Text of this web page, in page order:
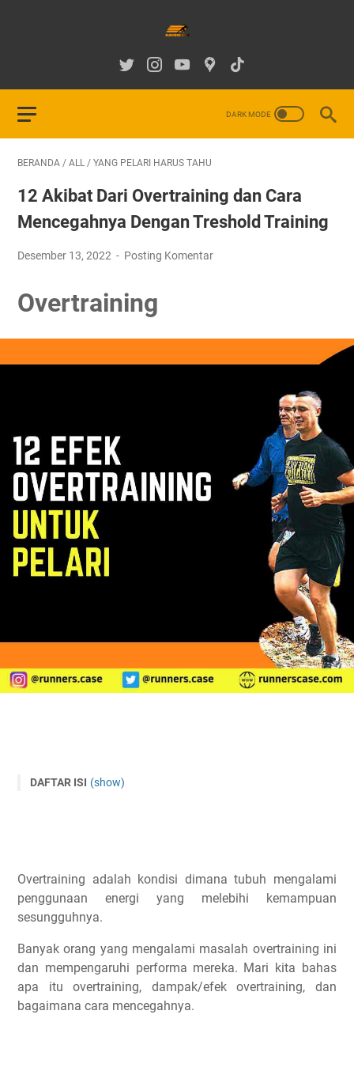
BERANDA / ALL / YANG PELARI HARUS TAHU
12 Akibat Dari Overtraining dan Cara
Mencegahnya Dengan Treshold Training
Desember 13, 2022 Posting Komentar
Overtraining
DAFTAR ISI (show)
Lari Jadi Terasa Lebih Sulit Dari Biasanya
Otot Terasa Lebih Sakit Setelah Lari
Nafsu Makan Tidak Stabil
Bertambah Berat Badan dan Massa Otot Hilang
Kelelahan Atau Burnout
Mood dan Fokus Tidak Stabil
Masalah Tidur
Overtraining adalah kondisi dimana tubuh mengalami
penggunaan energi yang melebihi kemampuan
sesungguhnya.
Banyak orang yang mengalami masalah overtraining ini
dan mempengaruhi performa mereka. Mari kita bahas
apa itu overtraining, dampak/efek overtraining, dan
bagaimana cara mencegahnya.